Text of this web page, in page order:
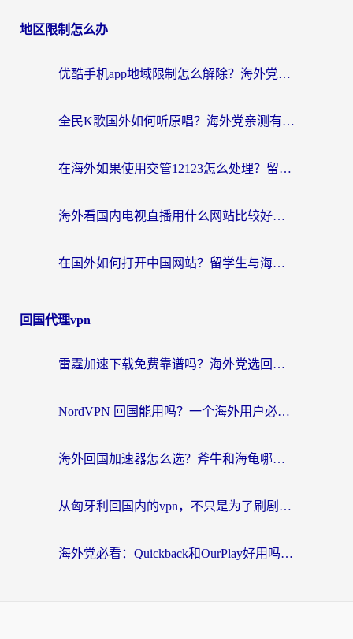
地区限制怎么办
优酷手机app地域限制怎么解除？海外党亲测有效的追剧方案
全民K歌国外如何听原唱？海外党亲测有效的回国加速器选择指南
在海外如果使用交管12123怎么处理？留学生亲测有效的回国加速方案
海外看国内电视直播用什么网站比较好？一篇解决你所有追剧难题的实用指南
在国外如何打开中国网站？留学生与海外华人的无缝访问指南
回国代理vpn
雷霆加速下载免费靠谱吗？海外党选回国加速器的避坑指南（附热门工具对比）
NordVPN 回国能用吗？一个海外用户必须面对的真实困境
海外回国加速器怎么选？斧牛和海龟哪个好？一篇帮你避开坑的实用指南
从匈牙利回国内的vpn，不只是为了刷剧那么简单
海外党必看：Quickback和OurPlay好用吗？3分钟选对回国加速器，无缝刷剧玩游戏